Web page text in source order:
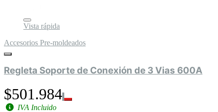
Vista rápida
Accesorios Pre-moldeados
Regleta Soporte de Conexión de 3 Vias 600A
$501.984
IVA Incluido